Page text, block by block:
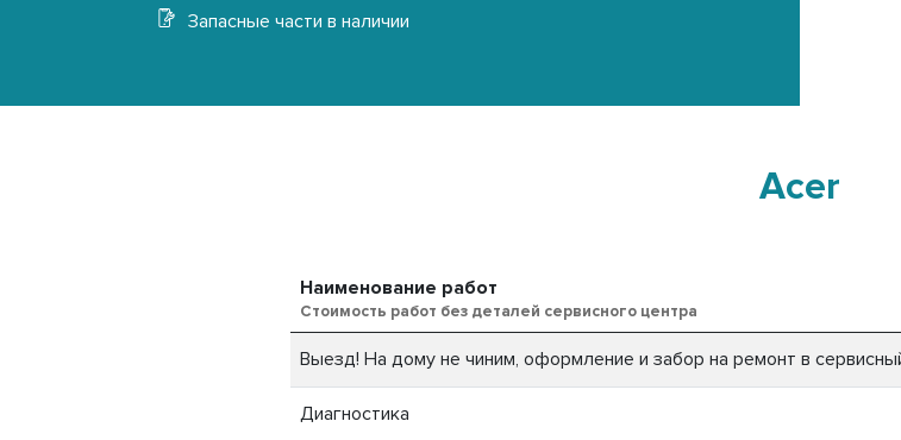
Запасные части в наличии
Acer
Наименование работ
Стоимость работ без деталей сервисного центра
Выезд! На дому не чиним, оформление и забор на ремонт в
Диагностика